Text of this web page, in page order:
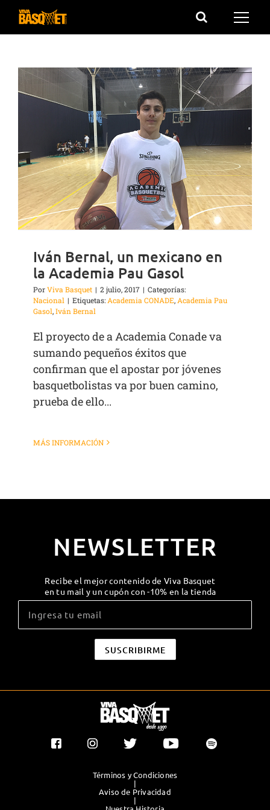
Saltar
Iván Bernal, un mexicano en
la Academia Pau Gasol
PorViva Basquet | 2 julio, 2017 | Categorías:
Nacional | Etiquetas:Academia CONADE,Academia Pau
Gasol,Iván Bernal
El proyecto de a Academia Conade va
sumando pequeños éxitos que
confirman que el apostar por jóvenes
basquetbolistas va por buen camino,
prueba de ello...
MÁS INFORMACIÓN
NEWSLETTER
Recibe el mejor contenido de Viva Basquet
en tu mail y un cupón con -10% en la tienda
Términos y Condiciones
|
Aviso de Privacidad
|